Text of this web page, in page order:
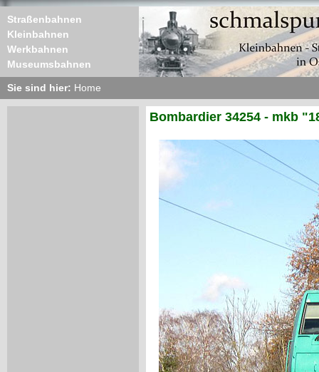
Straßenbahnen
Kleinbahnen
Werkbahnen
Museumsbahnen
Sie sind hier: Home
Bombardier 34254 - mkb